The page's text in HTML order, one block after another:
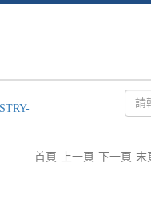
首頁 上一頁 下一頁 末